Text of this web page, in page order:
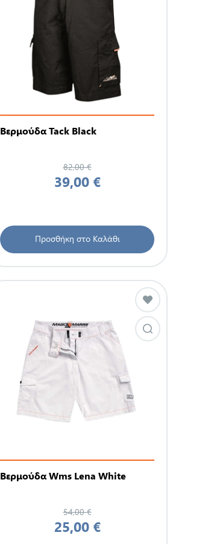
Βερμούδα Tack Black
82,00 €
39,00 €
Προσθήκη στο Καλάθι
Βερμούδα Wms Lena White
54,00 €
25,00 €